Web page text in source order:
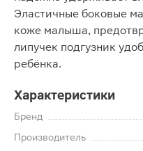
Эластичные боковые
коже малыша,
липучек подгузник
ребёнка.
Характеристики
Бренд
Производитель